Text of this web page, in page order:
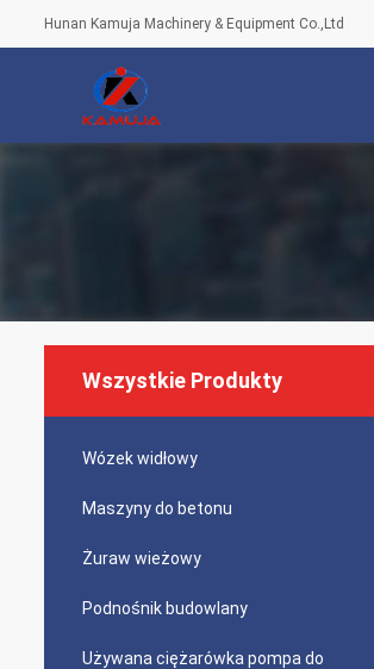
Hunan Kamuja Machinery & Equipment Co.,Ltd
Wszystkie Produkty
Wózek widłowy
Maszyny do betonu
Żuraw wieżowy
Podnośnik budowlany
Używana ciężarówka pompa do